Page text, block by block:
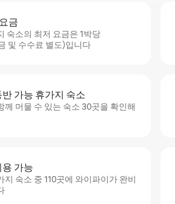
금
숙소의 최저 요금은 1박당
및 수수료 별도)입니다
가능 휴가지 숙소
께 머물 수 있는 숙소 30곳을 확인해
가능
지 숙소 중 110곳에 와이파이가 완비